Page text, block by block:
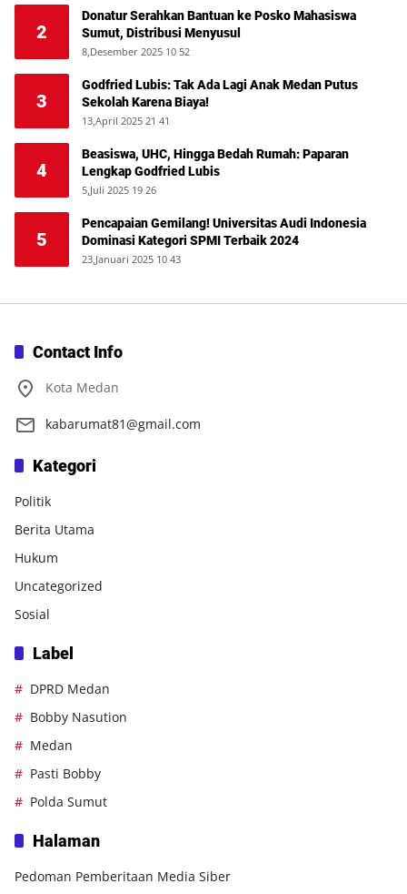
2
Donatur Serahkan Bantuan ke Posko Mahasiswa
Sumut, Distribusi Menyusul
8,Desember 2025 10 52
3
Godfried Lubis: Tak Ada Lagi Anak Medan Putus
Sekolah Karena Biaya!
13,April 2025 21 41
4
Beasiswa, UHC, Hingga Bedah Rumah: Paparan
Lengkap Godfried Lubis
5,Juli 2025 19 26
5
Pencapaian Gemilang! Universitas Audi Indonesia
Dominasi Kategori SPMI Terbaik 2024
23,Januari 2025 10 43
Contact Info
Kota Medan
kabarumat81@gmail.com
Kategori
Politik
Berita Utama
Hukum
Uncategorized
Sosial
Label
DPRD Medan
Bobby Nasution
Medan
Pasti Bobby
Polda Sumut
Halaman
Pedoman Pemberitaan Media Siber